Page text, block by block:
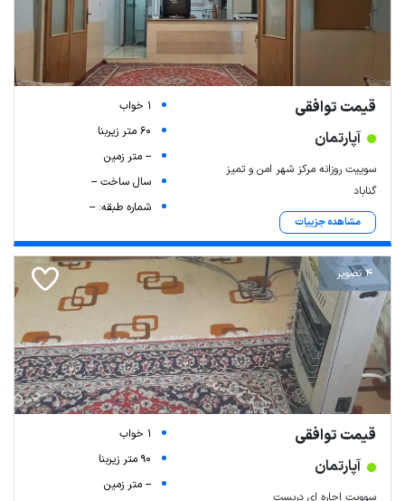
Leaflet| Map data © ariamarz.com
قیمت توافقی
آپارتمان
سوییت روزانه مرکز شهر امن و تمیز
گناباد
مشاهده جزییات
1 خواب
60 متر زیربنا
-- متر زمین
سال ساخت --
شماره طبقه: --
4 تصویر
قیمت توافقی
آپارتمان
سوویت اجاره ای دربست
1 خواب
90 متر زیربنا
-- متر زمین